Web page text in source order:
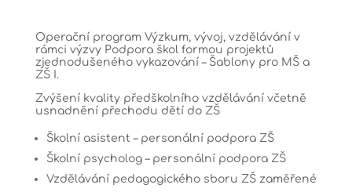
Operační program Výzkum, vývoj, vzdělávání v
rámci výzvy Podpora škol formou projektů
zjednodušeného vykazování – Šablony pro MŠ a
ZŠ I.
Zvýšení kvality předškolního vzdělávání včetně
usnadnění přechodu dětí do ZŠ
Školní asistent – personální podpora ZŠ
Školní psycholog – personální podpora ZŠ
Vzdělávání pedagogického sboru ZŠ zaměřené